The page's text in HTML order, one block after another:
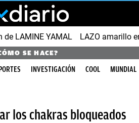
de LAMINE YAMAL LAZO amarillo
SE HACE?
INVESTIGACIÓN COOL MUNDIAL
los chakras bloqueados